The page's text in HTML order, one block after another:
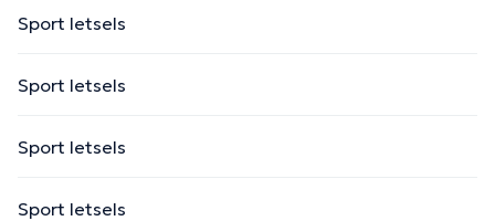
Sport letsels
Sport letsels
Sport letsels
Sport letsels